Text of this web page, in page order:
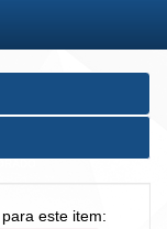
este item: